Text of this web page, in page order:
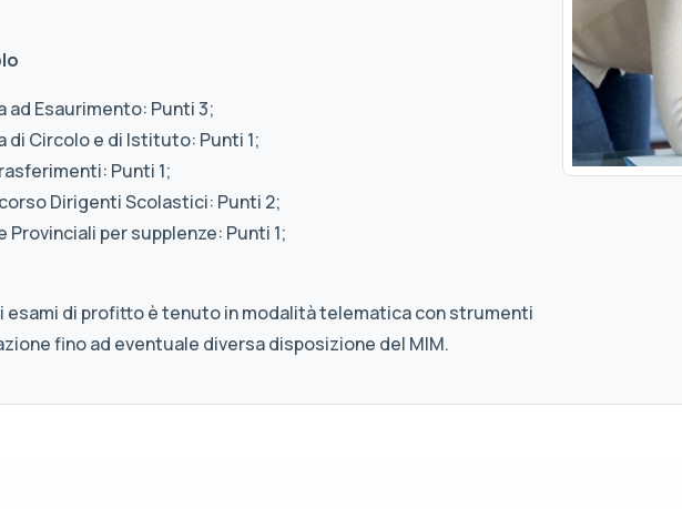
ad Esaurimento: Punti 3;
di Circolo e di Istituto: Punti 1;
Punti 1;
Dirigenti Scolastici: Punti 2;
Provinciali per supplenze: Punti 1;
esami di profitto è tenuto in modalità telematica con strumenti
fino ad eventuale diversa disposizione del MIM.